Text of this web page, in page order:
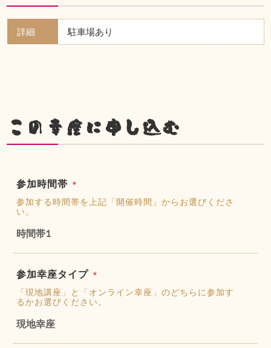
詳細 駐車場あり
この幸座に申し込む
参加時間帯 ＊
参加する時間帯を上記「開催時間」からお選びくださ
い。
時間帯1
参加幸座タイプ ＊
「現地講座」と「オンライン幸座」のどちらに参加す
るかお選びください。
現地幸座